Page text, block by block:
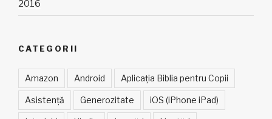
2016
CATEGORII
Amazon Android Aplicația Biblia pentru Copii
Asistență Generozitate iOS (iPhone iPad)